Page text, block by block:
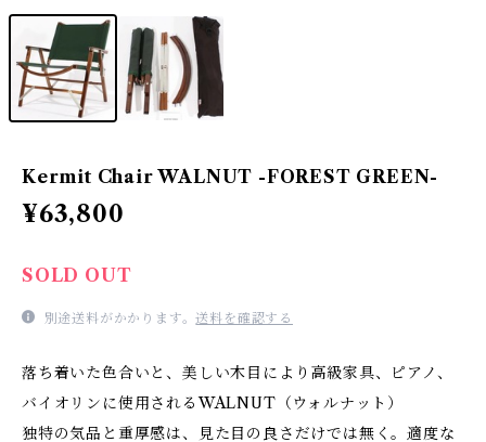
Kermit Chair WALNUT -FOREST GREEN-
¥63,800
SOLD OUT
別途送料がかかります。送料を確認する
落ち着いた色合いと、美しい木目により高級家具、ピアノ、
バイオリンに使用されるWALNUT（ウォルナット）
独特の気品と重厚感は、見た目の良さだけでは無く。適度な